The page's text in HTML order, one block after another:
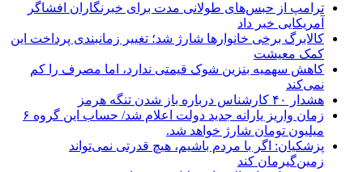
ترامپ از حبس‌های طولانی مدت برای خبرنگاران افشاگر
آمریکایی خبر داد
کالابرگ برخی خانوارها شارژ شد؛ تغییر زمانبندی پرداخت این
کمک معیشت
کاهش سهمیه بنزین شوک قیمتی ندارد، اما مصرف را کم
نمی‌کند
هشدار ۴۰ کارشناس درباره باز شدن تنگه هرمز
زمان واریز یارانه جدید دولت اعلام شد/ حساب این گروه ۶
میلیون تومان شارژ خواهد شد.
پزشکیان: اگر با مردم باشیم، هیچ قدرتی نمی‌تواند
زمین‌گیرمان کند